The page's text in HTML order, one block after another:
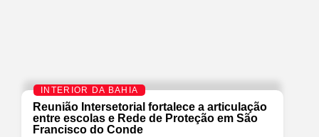
INTERIOR DA BAHIA
Reunião Intersetorial fortalece a articulação
entre escolas e Rede de Proteção em São
Francisco do Conde